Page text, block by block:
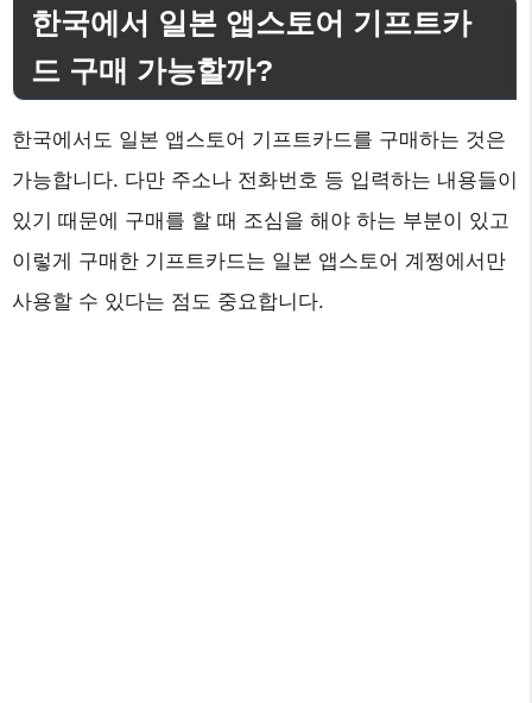
한국에서 일본 앱스토어 기프트카
드 구매 가능할까?
한국에서도 일본 앱스토어 기프트카드를 구매하는 것은
가능합니다. 다만 주소나 전화번호 등 입력하는 내용들이
있기 때문에 구매를 할 때 조심을 해야 하는 부분이 있고
이렇게 구매한 기프트카드는 일본 앱스토어 계쩡에서만
사용할 수 있다는 점도 중요합니다.